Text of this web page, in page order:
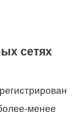
сетях
менее